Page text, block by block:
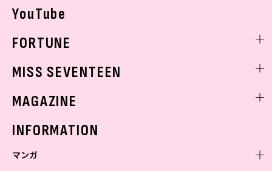
YouTube
FORTUNE
MISS SEVENTEEN
MAGAZINE
INFORMATION
マンガ